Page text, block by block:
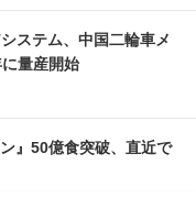
ステム、中国二輪車メ
量産開始
』50億食突破、直近で